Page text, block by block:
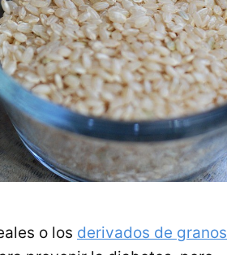
o los derivados de granos